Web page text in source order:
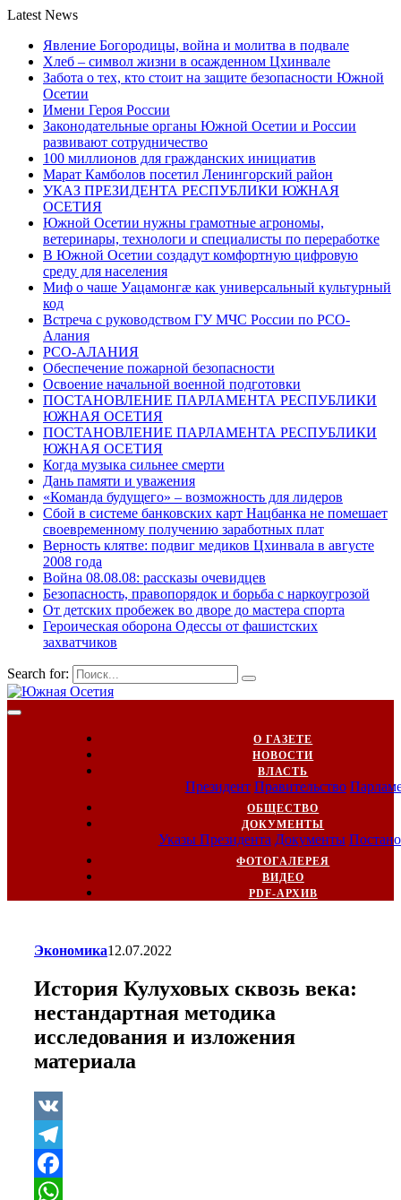
Latest News
Явление Богородицы, война и молитва в подвале
Хлеб – символ жизни в осажденном Цхинвале
Забота о тех, кто стоит на защите безопасности Южной
Осетии
Имени Героя России
Законодательные органы Южной Осетии и России
развивают сотрудничество
100 миллионов для гражданских инициатив
Марат Камболов посетил Ленингорский район
УКАЗ ПРЕЗИДЕНТА РЕСПУБЛИКИ ЮЖНАЯ
ОСЕТИЯ
Южной Осетии нужны грамотные агрономы,
ветеринары, технологи и специалисты по переработке
В Южной Осетии создадут комфортную цифровую
среду для населения
Миф о чаше Уацамонгæ как универсальный культурный
код
Встреча с руководством ГУ МЧС России по РСО-
Алания
РСО-АЛАНИЯ
Обеспечение пожарной безопасности
Освоение начальной военной подготовки
ПОСТАНОВЛЕНИЕ ПАРЛАМЕНТА РЕСПУБЛИКИ
ЮЖНАЯ ОСЕТИЯ
ПОСТАНОВЛЕНИЕ ПАРЛАМЕНТА РЕСПУБЛИКИ
ЮЖНАЯ ОСЕТИЯ
Когда музыка сильнее смерти
Дань памяти и уважения
«Команда будущего» – возможность для лидеров
Сбой в системе банковских карт Нацбанка не помешает
своевременному получению заработных плат
Верность клятве: подвиг медиков Цхинвала в августе
2008 года
Война 08.08.08: рассказы очевидцев
Безопасность, правопорядок и борьба с наркоугрозой
От детских пробежек во дворе до мастера спорта
Героическая оборона Одессы от фашистских
захватчиков
Search for:
О ГАЗЕТЕ
НОВОСТИ
ВЛАСТЬ
Президент Правительство
ОБЩЕСТВО
ДОКУМЕНТЫ
Указы Президента Документы
ФОТОГАЛЕРЕЯ
ВИДЕО
PDF-АРХИВ
Экономика12.07.2022
История Кулуховых сквозь века:
нестандартная методика
исследования и изложения
материала
VK
Telegram
Facebook